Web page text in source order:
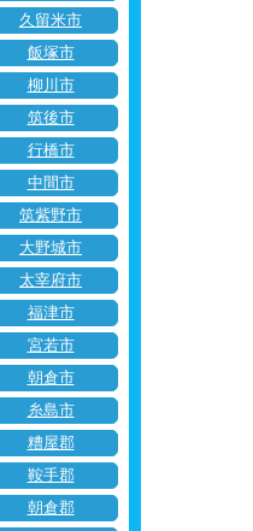
久留米市
飯塚市
柳川市
筑後市
行橋市
中間市
筑紫野市
大野城市
太宰府市
福津市
宮若市
朝倉市
糸島市
糟屋郡
鞍手郡
朝倉郡